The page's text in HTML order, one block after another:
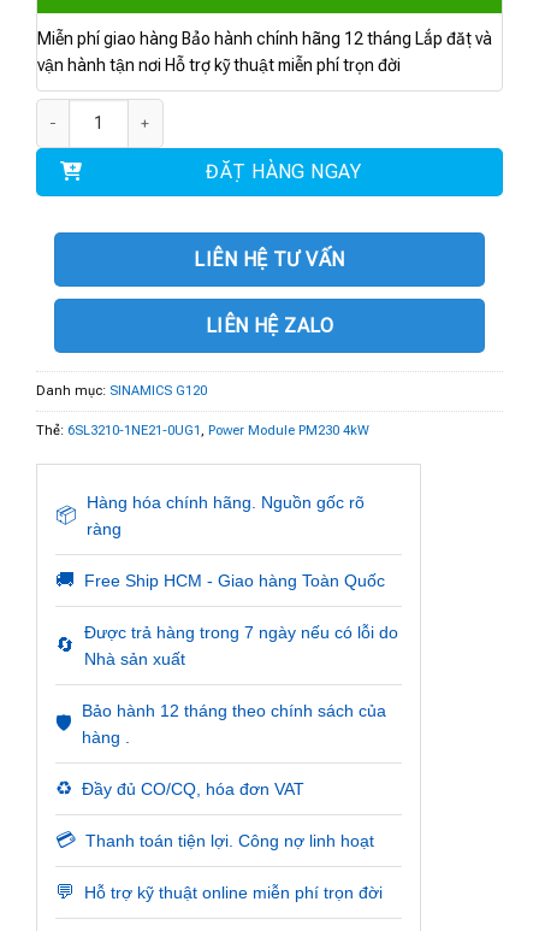
Miễn phí giao hàng Bảo hành chính hãng 12 tháng Lắp đặt và
vận hành tận nơi Hỗ trợ kỹ thuật miễn phí trọn đời
ĐẶT HÀNG NGAY
LIÊN HỆ TƯ VẤN
LIÊN HỆ ZALO
Danh mục: SINAMICS G120
Thẻ: 6SL3210-1NE21-0UG1, Power Module PM230 4kW
📦
Hàng hóa chính hãng. Nguồn gốc rõ
ràng
🚚 Free Ship HCM - Giao hàng Toàn Quốc
🔄
Được trả hàng trong 7 ngày nếu có lỗi do
Nhà sản xuất
🛡️
Bảo hành 12 tháng theo chính sách của
hàng .
♻️ Đầy đủ CO/CQ, hóa đơn VAT
💳 Thanh toán tiện lợi. Công nợ linh hoạt
💬 Hỗ trợ kỹ thuật online miễn phí trọn đời